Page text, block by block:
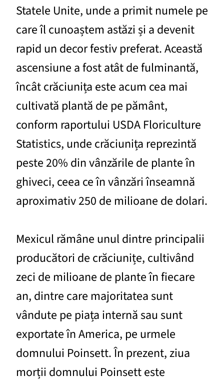
Statele Unite, unde a primit numele pe
care îl cunoaștem astăzi și a devenit
rapid un decor festiv preferat. Această
ascensiune a fost atât de fulminantă,
încât crăciunița este acum cea mai
cultivată plantă de pe pământ,
conform raportului USDA Floriculture
Statistics, unde crăciunița reprezintă
peste 20% din vânzările de plante în
ghiveci, ceea ce în vânzări înseamnă
aproximativ 250 de milioane de dolari.
Mexicul rămâne unul dintre principalii
producători de crăciunițe, cultivând
zeci de milioane de plante în fiecare
an, dintre care majoritatea sunt
vândute pe piața internă sau sunt
exportate în America, pe urmele
domnului Poinsett. În prezent, ziua
morții domnului Poinsett este